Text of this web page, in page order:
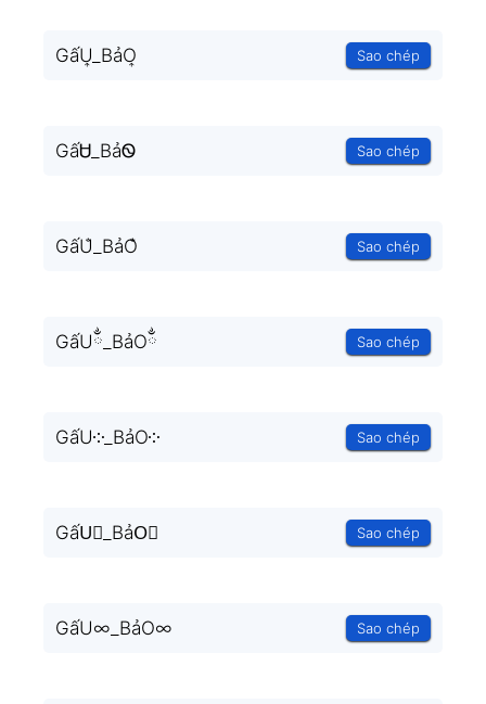
GấU͎_BảO͎ Sao chép
GấᏌ_BảᏫ Sao chép
GấU̐_BảO̐ Sao chép
GấUྂ_BảOྂ Sao chép
GấU༶_BảO༶ Sao chép
GấU⃒_BảO⃒ Sao chép
GấU∞_BảO∞ Sao chép